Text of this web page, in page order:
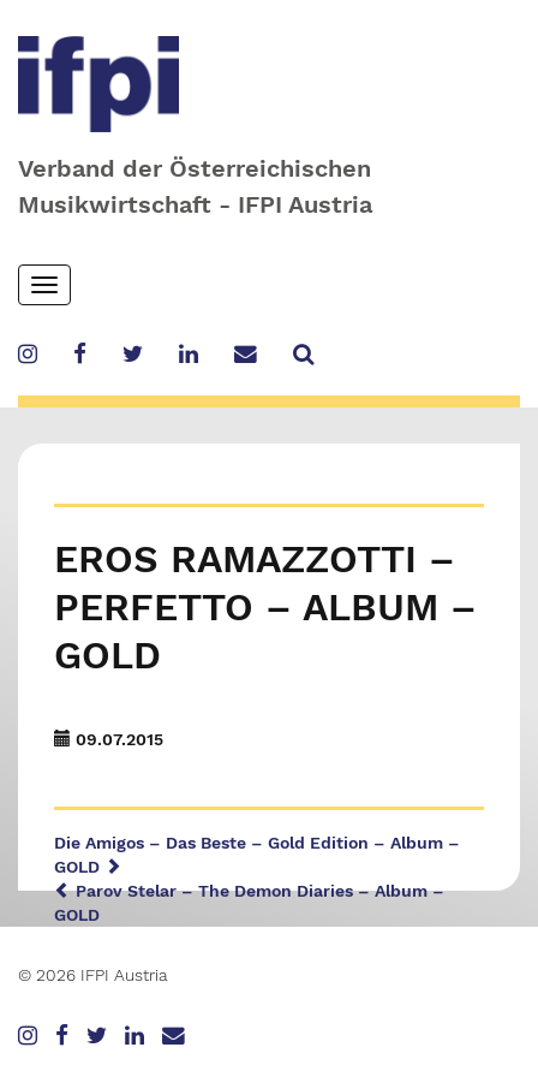
Verband der Österreichischen
Musikwirtschaft - IFPI Austria
Skip
to
content
Toggle
navigation
EROS RAMAZZOTTI –
PERFETTO – ALBUM –
GOLD
09.07.2015
Die Amigos – Das Beste – Gold Edition – Album –
GOLD
Parov Stelar – The Demon Diaries – Album –
GOLD
© 2026 IFPI Austria